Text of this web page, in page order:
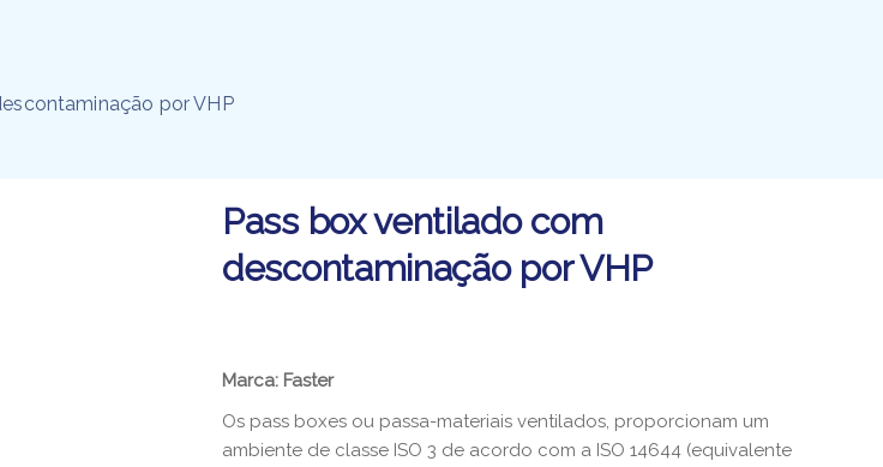
por VHP
Pass box ventilado com
descontaminação por VHP
Marca: Faster​​
Os pass boxes ou passa-materiais ventilados, proporcionam um
ambiente de classe ISO 3 de acordo com a ISO 14644 (equivalente